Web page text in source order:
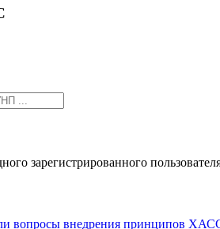
зарегистрированного